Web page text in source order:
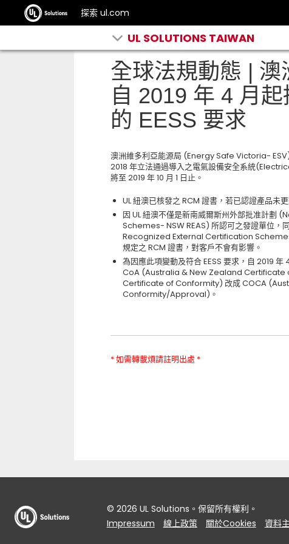
探索 ul.com
UL SOLUTIONS TAIWAN
全球法規動態 |
自 2019 年 4 月
的 EESS 要求
澳洲維多利亞能源局 (Energy Safe Victoria-
2018 年立法通過導入之電氣設備安全系統
將至 2019 年 10 月 1 日止。
UL 紐澳已核發之 RCM 證書，若已認證產品未
因 UL 紐澳不僅是新南威爾斯州外部批准計
Schemes- NSW REAS) 所認可之發證單位
Recognized External Certification Schemes-
規定之 RCM 證書，對客戶不會有影響。
為因應此項變動及符合 EESS 要求，自 2019
CoA (Australia & New Zealand
Certificate of Conformity) 改成 COCA
Conformity/Approval)。
* 如需轉載煩請註明出處 *
© 2026 UL Solutions。保留所有權利。
Impressum
線上政策 關於Cookies 資料